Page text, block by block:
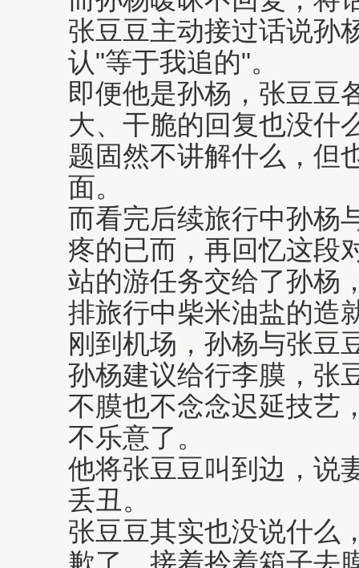
张豆豆主动接过话说孙
认"等于我追的"。
即便他是孙杨，张豆豆
大、干脆的回复也没什
题固然不讲解什么，但
面。
而看完后续旅行中孙杨
疼的已而，再回忆这段
站的游任务交给了孙杨
排旅行中柴米油盐的造
刚到机场，孙杨与张豆
孙杨建议给行李膜，张
不膜也不念念迟延技艺
不乐意了。
他将张豆豆叫到边，说
丢丑。
张豆豆其实也没说什么